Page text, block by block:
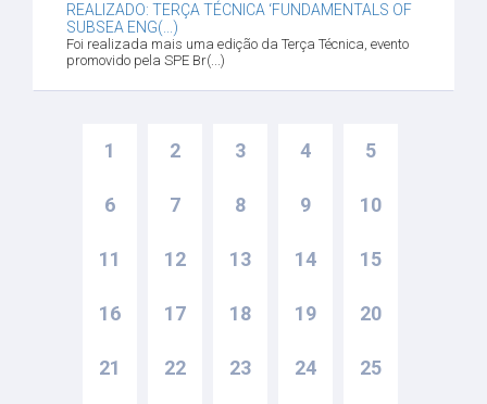
REALIZADO: TERÇA TÉCNICA ‘FUNDAMENTALS OF
SUBSEA ENG(...)
Foi realizada mais uma edição da Terça Técnica, evento
promovido pela SPE Br(...)
1 2 3 4 5
6 7 8 9 10
11 12 13 14 15
16 17 18 19 20
21 22 23 24 25